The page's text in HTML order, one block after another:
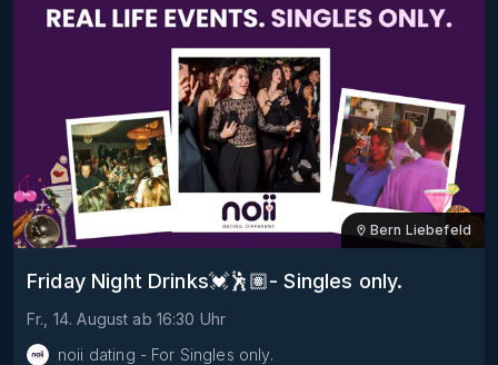
Bern Liebefeld
Friday Night Drinks💓🕺🏽- Singles only.
Fr., 14. August ab 16:30 Uhr
noii dating - For Singles only.